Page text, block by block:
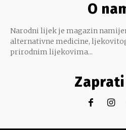
O
Narodni lijek je magazin
alternativne medicine,
prirodnim lijekovima...